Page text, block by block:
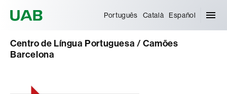
Português Català Español
Centro de Língua Portuguesa / Camões
Barcelona